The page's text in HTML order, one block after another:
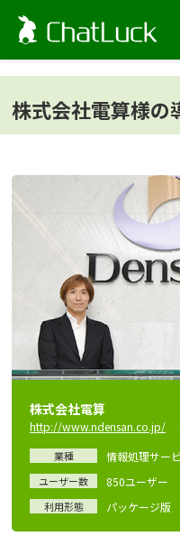
株式会社電算様の
株式会社電算
http://www.ndensan.co.jp/
業種 情報処理サー
ユーザー数 850ユーザー
利用形態 パッケージ版